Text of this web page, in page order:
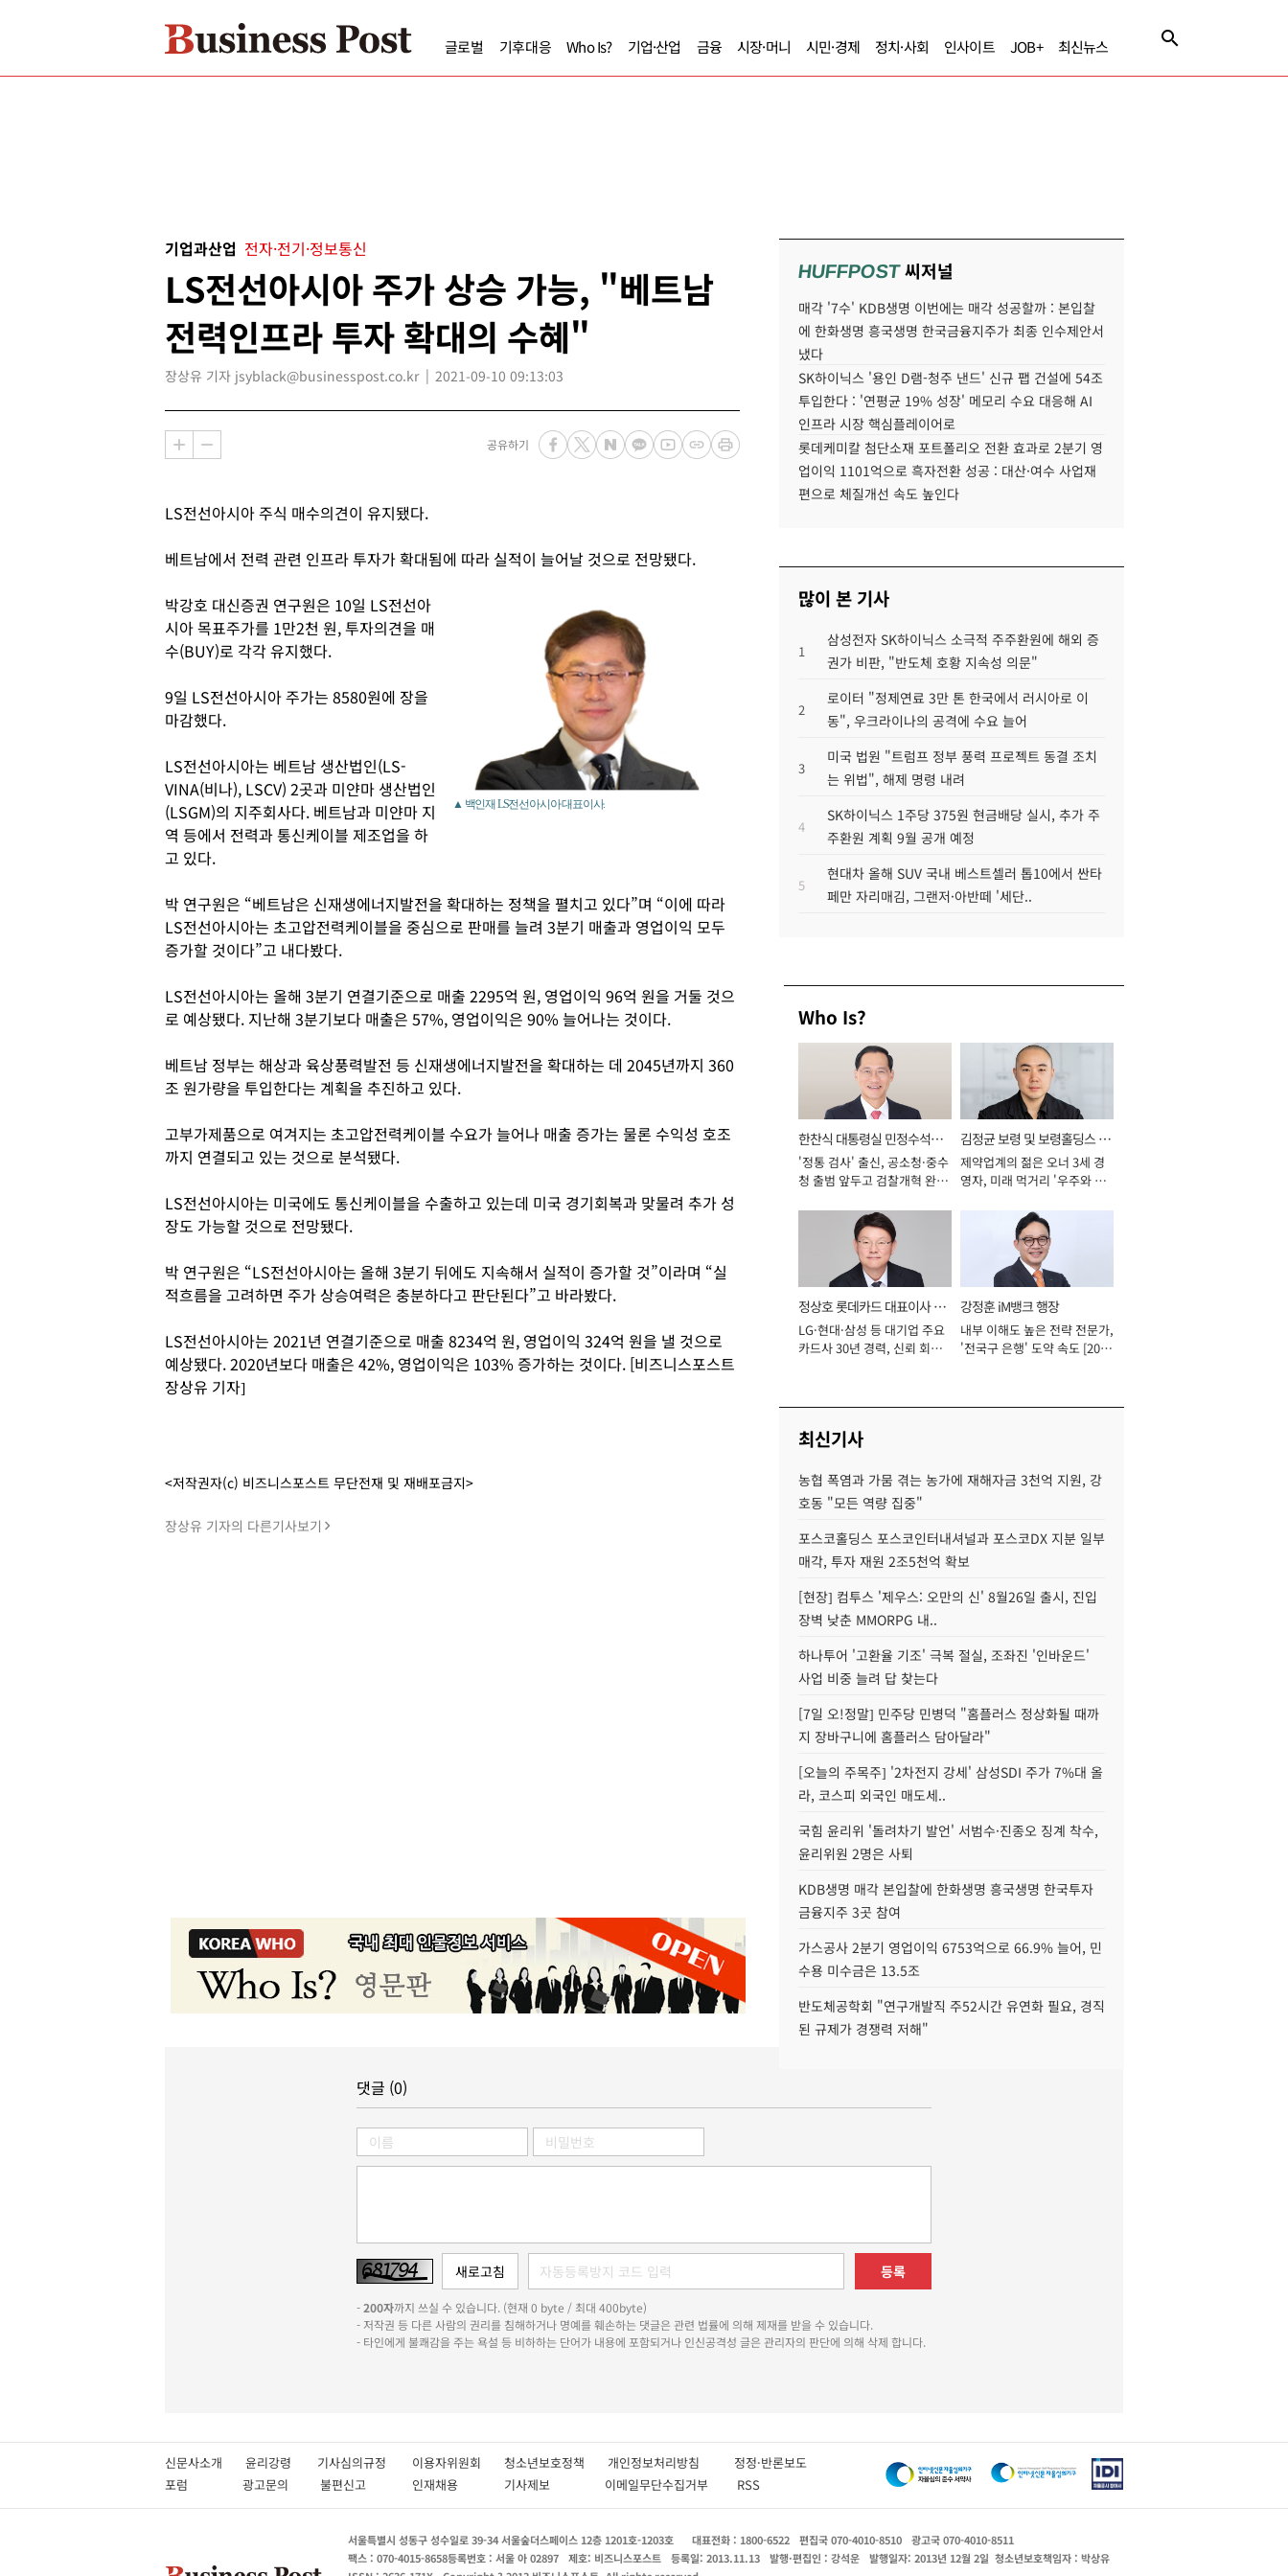
글로벌 기후대응 Who Is? 기업·산업 금융 시장·머니 시민·경제 정치·사회 인사이트 JOB+ 최신뉴스
기업과산업 전자·전기·정보통신
LS전선아시아 주가 상승 가능, "베트남
전력인프라 투자 확대의 수혜"
장상유 기자 jsyblack@businesspost.co.kr 2021-09-10 09:13:03
공유하기
LS전선아시아 주식 매수의견이 유지됐다.
베트남에서 전력 관련 인프라 투자가 확대됨에 따라 실적이 늘어날 것으로 전망됐다.
▲ 백인재 LS전선아시아 대표이사.
박강호 대신증권 연구원은 10일 LS전선아
시아 목표주가를 1만2천 원, 투자의견을 매
수(BUY)로 각각 유지했다.
9일 LS전선아시아 주가는 8580원에 장을
마감했다.
LS전선아시아는 베트남 생산법인(LS-
VINA(비나), LSCV) 2곳과 미얀마 생산법인
(LSGM)의 지주회사다. 베트남과 미얀마 지
역 등에서 전력과 통신케이블 제조업을 하
고 있다.
박 연구원은 “베트남은 신재생에너지발전을 확대하는 정책을 펼치고 있다”며 “이에 따라
LS전선아시아는 초고압전력케이블을 중심으로 판매를 늘려 3분기 매출과 영업이익 모두
증가할 것이다”고 내다봤다.
LS전선아시아는 올해 3분기 연결기준으로 매출 2295억 원, 영업이익 96억 원을 거둘 것으
로 예상됐다. 지난해 3분기보다 매출은 57%, 영업이익은 90% 늘어나는 것이다.
베트남 정부는 해상과 육상풍력발전 등 신재생에너지발전을 확대하는 데 2045년까지 360
조 원가량을 투입한다는 계획을 추진하고 있다.
고부가제품으로 여겨지는 초고압전력케이블 수요가 늘어나 매출 증가는 물론 수익성 호조
까지 연결되고 있는 것으로 분석됐다.
LS전선아시아는 미국에도 통신케이블을 수출하고 있는데 미국 경기회복과 맞물려 추가 성
장도 가능할 것으로 전망됐다.
박 연구원은 “LS전선아시아는 올해 3분기 뒤에도 지속해서 실적이 증가할 것”이라며 “실
적흐름을 고려하면 주가 상승여력은 충분하다고 판단된다”고 바라봤다.
LS전선아시아는 2021년 연결기준으로 매출 8234억 원, 영업이익 324억 원을 낼 것으로
예상됐다. 2020년보다 매출은 42%, 영업이익은 103% 증가하는 것이다. [비즈니스포스트
장상유 기자]
<저작권자(c) 비즈니스포스트 무단전재 및 재배포금지>
장상유 기자의 다른기사보기
HUFFPOST씨저널
매각 '7수' KDB생명 이번에는 매각 성공할까 : 본입찰
에 한화생명 흥국생명 한국금융지주가 최종 인수제안서
냈다
SK하이닉스 '용인 D램-청주 낸드' 신규 팹 건설에 54조
투입한다 : '연평균 19% 성장' 메모리 수요 대응해 AI
인프라 시장 핵심플레이어로
롯데케미칼 첨단소재 포트폴리오 전환 효과로 2분기 영
업이익 1101억으로 흑자전환 성공 : 대산·여수 사업재
편으로 체질개선 속도 높인다
많이 본 기사
1
삼성전자 SK하이닉스 소극적 주주환원에 해외 증
권가 비판, "반도체 호황 지속성 의문"
2
로이터 "정제연료 3만 톤 한국에서 러시아로 이
동", 우크라이나의 공격에 수요 늘어
3
미국 법원 "트럼프 정부 풍력 프로젝트 동결 조치
는 위법", 해제 명령 내려
4
SK하이닉스 1주당 375원 현금배당 실시, 추가 주
주환원 계획 9월 공개 예정
5
현대차 올해 SUV 국내 베스트셀러 톱10에서 싼타
페만 자리매김, 그랜저·아반떼 '세단..
Who Is?
한찬식 대통령실 민정수석비
서관
'정통 검사' 출신, 공소청·중수
청 출범 앞두고 검찰개혁 완수
김정균 보령 및 보령홀딩스 대
표이사 사장
제약업계의 젊은 오너 3세 경
영자, 미래 먹거리 '우주와 헬
정상호 롯데카드 대표이사 사
장
LG·현대·삼성 등 대기업 주요
카드사 30년 경력, 신뢰 회복
강정훈 iM뱅크 행장
내부 이해도 높은 전략 전문가,
'전국구 은행' 도약 속도 [2026
최신기사
농협 폭염과 가뭄 겪는 농가에 재해자금 3천억 지원, 강
호동 "모든 역량 집중"
포스코홀딩스 포스코인터내셔널과 포스코DX 지분 일부
매각, 투자 재원 2조5천억 확보
[현장] 컴투스 '제우스: 오만의 신' 8월26일 출시, 진입
장벽 낮춘 MMORPG 내..
하나투어 '고환율 기조' 극복 절실, 조좌진 '인바운드'
사업 비중 늘려 답 찾는다
[7일 오!정말] 민주당 민병덕 "홈플러스 정상화될 때까
지 장바구니에 홈플러스 담아달라"
[오늘의 주목주] '2차전지 강세' 삼성SDI 주가 7%대 올
라, 코스피 외국인 매도세..
국힘 윤리위 '돌려차기 발언' 서범수·진종오 징계 착수,
윤리위원 2명은 사퇴
KDB생명 매각 본입찰에 한화생명 흥국생명 한국투자
금융지주 3곳 참여
가스공사 2분기 영업이익 6753억으로 66.9% 늘어, 민
수용 미수금은 13.5조
반도체공학회 "연구개발직 주52시간 유연화 필요, 경직
된 규제가 경쟁력 저해"
댓글 (0)
등록
-200자까지 쓰실 수 있습니다. (현재 0 byte / 최대 400byte)
- 저작권 등 다른 사람의 권리를 침해하거나 명예를 훼손하는 댓글은 관련 법률에 의해 제재를 받을 수 있습니다.
- 타인에게 불쾌감을 주는 욕설 등 비하하는 단어가 내용에 포함되거나 인신공격성 글은 관리자의 판단에 의해 삭제 합니다.
신문사소개 윤리강령 기사심의규정 이용자위원회 청소년보호정책 개인정보처리방침 정정·반론보도
포럼
광고문의 불편신고 인재채용 기사제보 이메일무단수집거부 RSS
서울특별시 성동구 성수일로 39-34 서울숲더스페이스 12층 1201호-1203호 대표전화 : 1800-6522 편집국 070-4010-8510
광고국 070-4010-8511
팩스 : 070-4015-8658등록번호 : 서울 아 02897 제호: 비즈니스포스트 등록일: 2013.11.13 발행·편집인 : 강석운 발행일자: 2013년 12월 2일 청소년보호책임자 : 박상유